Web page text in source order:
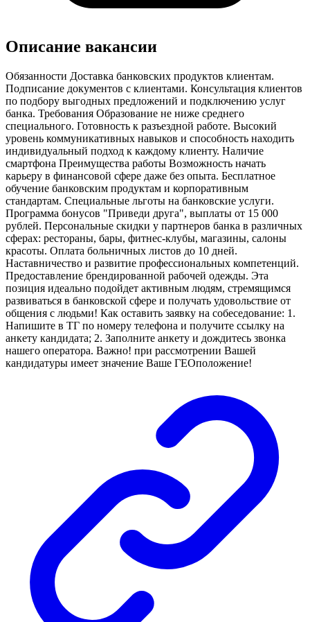
Описание вакансии
Обязанности Доставка банковских продуктов клиентам.
Подписание документов с клиентами. Консультация клиентов
по подбору выгодных предложений и подключению услуг
банка. Требования Образование не ниже среднего
специального. Готовность к разъездной работе. Высокий
уровень коммуникативных навыков и способность находить
индивидуальный подход к каждому клиенту. Наличие
смартфона Преимущества работы Возможность начать
карьеру в финансовой сфере даже без опыта. Бесплатное
обучение банковским продуктам и корпоративным
стандартам. Специальные льготы на банковские услуги.
Программа бонусов "Приведи друга", выплаты от 15 000
рублей. Персональные скидки у партнеров банка в различных
сферах: рестораны, бары, фитнес-клубы, магазины, салоны
красоты. Оплата больничных листов до 10 дней.
Наставничество и развитие профессиональных компетенций.
Предоставление брендированной рабочей одежды. Эта
позиция идеально подойдет активным людям, стремящимся
развиваться в банковской сфере и получать удовольствие от
общения с людьми! Как оставить заявку на собеседование: 1.
Напишите в ТГ по номеру телефона и получите ссылку на
анкету кандидата; 2. Заполните анкету и дождитесь звонка
нашего оператора. Важно! при рассмотрении Вашей
кандидатуры имеет значение Ваше ГЕОположение!